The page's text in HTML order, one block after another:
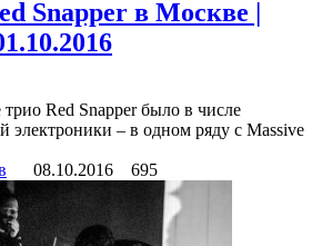
Snapper в Москве |
трио Red Snapper было в числе
электроники – в одном ряду с Massive
08.10.2016 695